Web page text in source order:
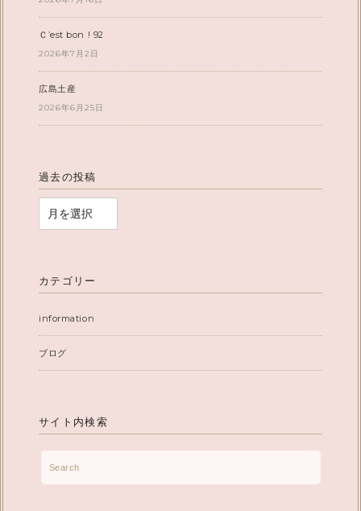
Ｃ’est bon ! 92
2026年7月2日
広島土産
2026年6月25日
過去の投稿
カテゴリー
information
ブログ
サイト内検索